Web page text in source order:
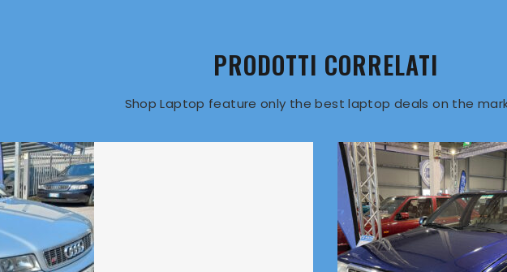
PRODOTTI CORRELATI
Shop Laptop feature only the best laptop deals on the